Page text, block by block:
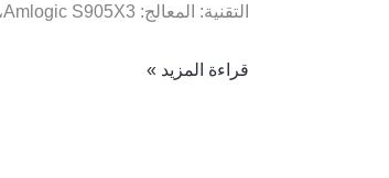
التقنية: المعالج: Amlogic S905X3،
قراءة المزيد »